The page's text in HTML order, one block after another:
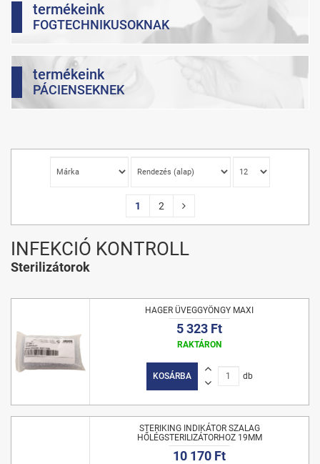
termékeink
FOGTECHNIKUSOKNAK
termékeink
PÁCIENSEKNEK
1 2
INFEKCIÓ KONTROLL
Sterilizátorok
HAGER ÜVEGGYÖNGY MAXI
5 323 Ft
RAKTÁRON
KOSÁRBA db
STERIKING INDIKÁTOR SZALAG
HŐLÉGSTERILIZÁTORHOZ 19MM
10 170 Ft